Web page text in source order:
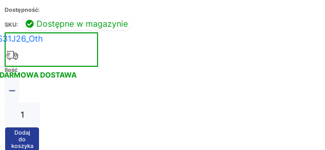
Dostępność:
Dostępne w magazynie
SKU:
DARMOWA DOSTAWA
Ilość
−
+
Dodaj
do
koszyka